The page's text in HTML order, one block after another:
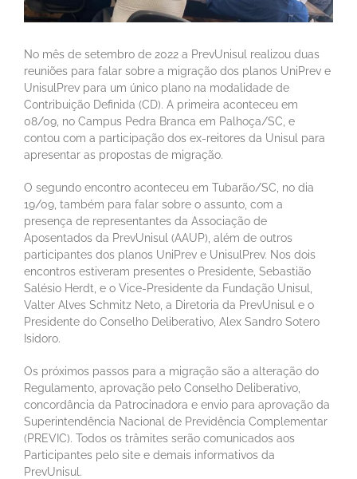
No mês de setembro de 2022 a PrevUnisul realizou duas
reuniões para falar sobre a migração dos planos UniPrev e
UnisulPrev para um único plano na modalidade de
Contribuição Definida (CD). A primeira aconteceu em
08/09, no Campus Pedra Branca em Palhoça/SC, e
contou com a participação dos ex-reitores da Unisul para
apresentar as propostas de migração.
O segundo encontro aconteceu em Tubarão/SC, no dia
19/09, também para falar sobre o assunto, com a
presença de representantes da Associação de
Aposentados da PrevUnisul (AAUP), além de outros
participantes dos planos UniPrev e UnisulPrev. Nos dois
encontros estiveram presentes o Presidente, Sebastião
Salésio Herdt, e o Vice-Presidente da Fundação Unisul,
Valter Alves Schmitz Neto, a Diretoria da PrevUnisul e o
Presidente do Conselho Deliberativo, Alex Sandro Sotero
Isidoro.
Os próximos passos para a migração são a alteração do
Regulamento, aprovação pelo Conselho Deliberativo,
concordância da Patrocinadora e envio para aprovação da
Superintendência Nacional de Previdência Complementar
(PREVIC). Todos os trâmites serão comunicados aos
Participantes pelo site e demais informativos da
PrevUnisul.